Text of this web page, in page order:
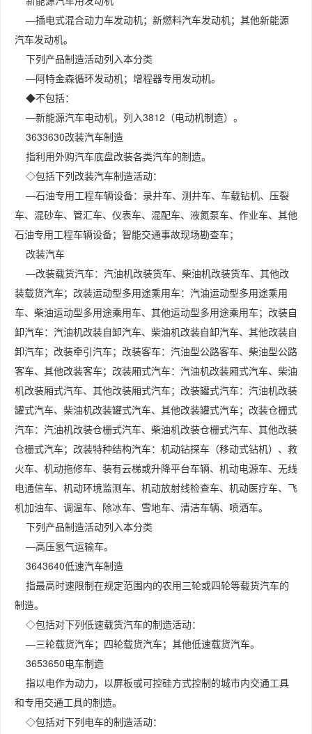
—插电式混合动力车发动机；新燃料汽车发动机；其他新能源
汽车发动机。
下列产品制造活动列入本分类
—阿特金森循环发动机；增程器专用发动机。
◆不包括：
—新能源汽车电动机，列入3812（电动机制造）。
3633630改装汽车制造
指利用外购汽车底盘改装各类汽车的制造。
◇包括下列改装汽车制造活动：
—石油专用工程车辆设备：录井车、测井车、车载钻机、压裂
车、混砂车、管汇车、仪表车、混配车、液氮泵车、作业车、其他
石油专用工程车辆设备；智能交通事故现场勘查车；
改装汽车
—改装载货汽车：汽油机改装货车、柴油机改装货车、其他改
装载货汽车；改装运动型多用途乘用车：汽油运动型多用途乘用
车、柴油运动型多用途乘用车、其他运动型多用途乘用车；改装自
卸汽车：汽油机改装自卸汽车、柴油机改装自卸汽车、其他改装自
卸汽车；改装牵引汽车；改装客车：汽油型公路客车、柴油型公路
客车、其他改装客车；改装厢式汽车：汽油机改装厢式汽车、柴油
机改装厢式汽车、其他改装厢式汽车；改装罐式汽车：汽油机改装
罐式汽车、柴油机改装罐式汽车、其他改装罐式汽车；改装仓栅式
汽车：汽油机改装仓栅式汽车、柴油机改装仓栅式汽车、其他改装
仓栅式汽车；改装特种结构汽车：机动钻探车（移动式钻机）、救
火车、机动拖修车、装有云梯或升降平台车辆、机动电源车、无线
电通信车、机动环境监测车、机动放射线检查车、机动医疗车、飞
机加油车、调温车、除冰车、雪地车、清洁车辆、喷洒车。
下列产品制造活动列入本分类
—高压氢气运输车。
3643640低速汽车制造
指最高时速限制在规定范围内的农用三轮或四轮等载货汽车的
制造。
◇包括对下列低速载货汽车的制造活动：
—三轮载货汽车；四轮载货汽车；其他低速载货汽车。
3653650电车制造
指以电作为动力，以屏板或可控硅方式控制的城市内交通工具
和专用交通工具的制造。
◇包括对下列电车的制造活动：